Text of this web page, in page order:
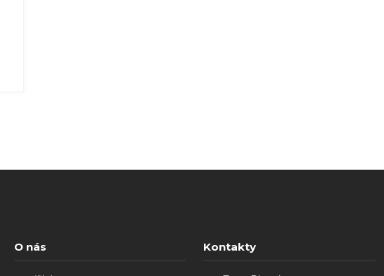
O nás Kontakty